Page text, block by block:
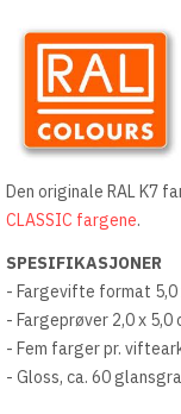
Den originale RAL K7
CLASSIC fargene.
SPESIFIKASJONER
- Fargevifte format 5,0
- Fargeprøver 2,0 x 5,0
- Fem farger pr.
- Gloss, ca. 60